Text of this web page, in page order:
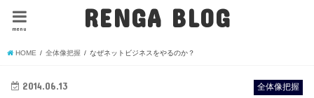
RENGA BLOG
menu
HOME 全体像把握 なぜネットビジネスをやるのか？
全体像把握
2014.06.13